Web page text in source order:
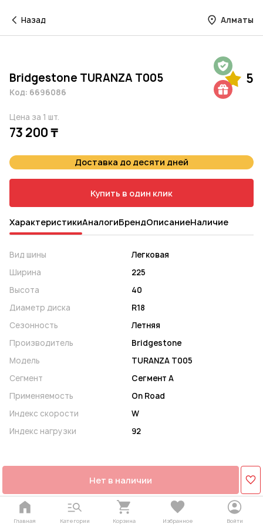
Назад Алматы
Bridgestone TURANZA T005 5
Код: 6696086
Цена за 1 шт.
73 200 ₸
Доставка до десяти дней
Купить в один клик
ХарактеристикиАналогиБрендОписаниеНаличие
Вид шины
Легковая
Ширина
225
Высота
40
Диаметр диска
R18
Сезонность
Летняя
Производитель
Bridgestone
Модель
TURANZA T005
Сегмент
Сегмент A
Применяемость
On Road
Индекс скорости
W
Индекс нагрузки
92
Нет в наличии
Главная Категории Корзина Избранное Войти